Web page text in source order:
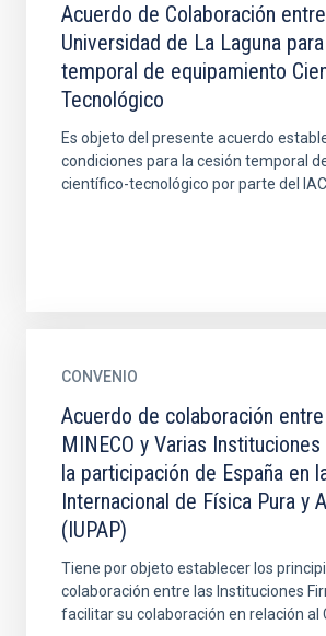
Acuerdo de Colaboración
Universidad de La Laguna
temporal de equipamiento
Tecnológico
Es objeto del presente acuerdo
condiciones para la cesión temporal
científico-tecnológico por parte del IAC
CONVENIO
Acuerdo de colaboración
MINECO y Varias
la participación de España en
Internacional de Física Pura y
(IUPAP)
Tiene por objeto establecer los
colaboración entre las Instituciones
facilitar su colaboración en relación al